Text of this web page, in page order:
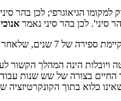
למקומו הגיאוגרפי; לכן
סיני'. לכן בהר סיני נאמר אנוכי
לאחר כל שבע שמיטות מגיעה
ויובלות הינה המהלך הקשור
החיים בצורה של שש שנות
כלוא בתוך הקונקרטיזציה